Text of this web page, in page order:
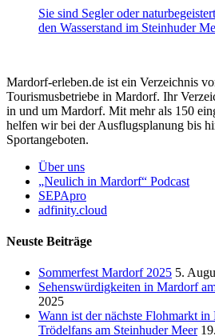
Sie sind Segler oder
den Wasserstand im Steinhuder
Mardorf-erleben.de ist ein Verzeichnis
Tourismusbetriebe in Mardorf. Ihr
in und um Mardorf. Mit mehr als 150
helfen wir bei der Ausflugsplanung bis
Sportangeboten.
Über uns
„Neulich in Mardorf“ Podcast
SEPApro
adfinity.cloud
Neuste Beiträge
Sommerfest Mardorf 2025 5.
Sehenswürdigkeiten in Mardorf
2025
Wann ist der nächste Flohmarkt
Trödelfans am Steinhuder Meer